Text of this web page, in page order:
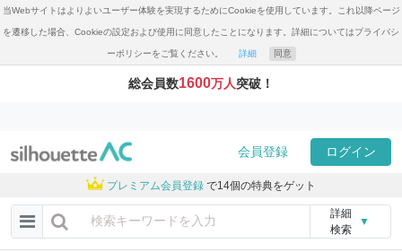
当Webサイトはよりよいユーザー体験を実現するためにCookieを使用しています。これ以降ページ
を遷移した場合、Cookieの設定および使用に同意したことになります。詳細についてはプライバシ
ーポリシーをご覧ください。 詳細 同意
総会員数1600万人突破！
会員登録 ログイン
プレミアム会員登録 で14個の特典をゲット
詳細
検索
▼